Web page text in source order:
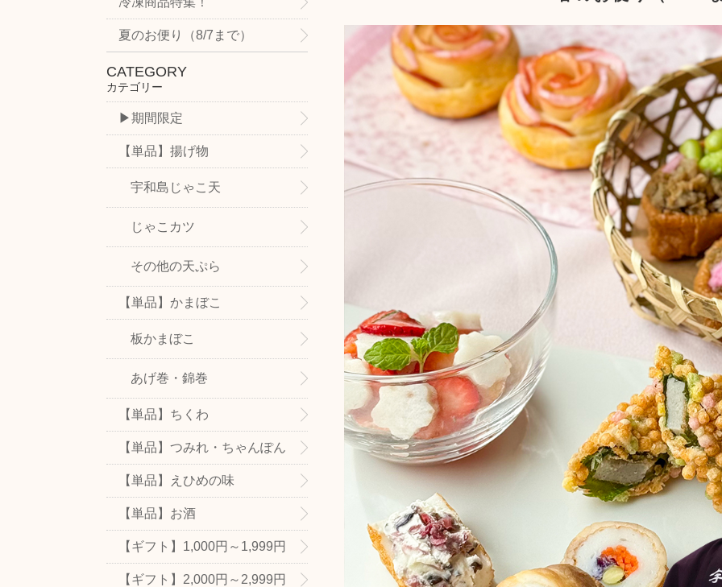
夏のお便り（8/7まで）
CATEGORY
カテゴリー
▶期間限定
【単品】揚げ物
宇和島じゃこ天
じゃこカツ
その他の天ぷら
【単品】かまぼこ
板かまぼこ
あげ巻・錦巻
【単品】ちくわ
【単品】つみれ・ちゃんぽん
の具
【単品】えひめの味
【単品】お酒
【ギフト】1,000円～1,999円
【ギフト】2,000円～2,999円